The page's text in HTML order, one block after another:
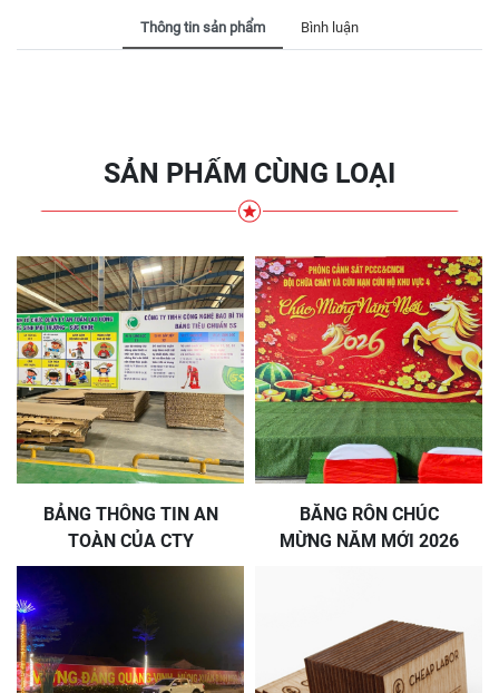
Thông tin sản phẩm Bình luận
SẢN PHẨM CÙNG LOẠI
BẢNG THÔNG TIN AN
TOÀN CỦA CTY
BĂNG RÔN CHÚC
MỪNG NĂM MỚI 2026